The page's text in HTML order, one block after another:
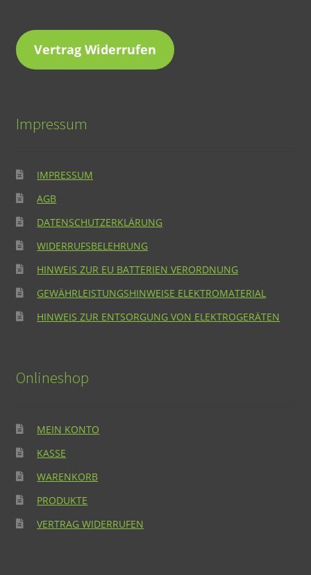
Vertrag Widerrufen
Impressum
IMPRESSUM
AGB
DATENSCHUTZERKLÄRUNG
WIDERRUFSBELEHRUNG
HINWEIS ZUR EU BATTERIEN VERORDNUNG
GEWÄHRLEISTUNGSHINWEISE ELEKTROMATERIAL
HINWEIS ZUR ENTSORGUNG VON ELEKTROGERÄTEN
Onlineshop
MEIN KONTO
KASSE
WARENKORB
PRODUKTE
VERTRAG WIDERRUFEN